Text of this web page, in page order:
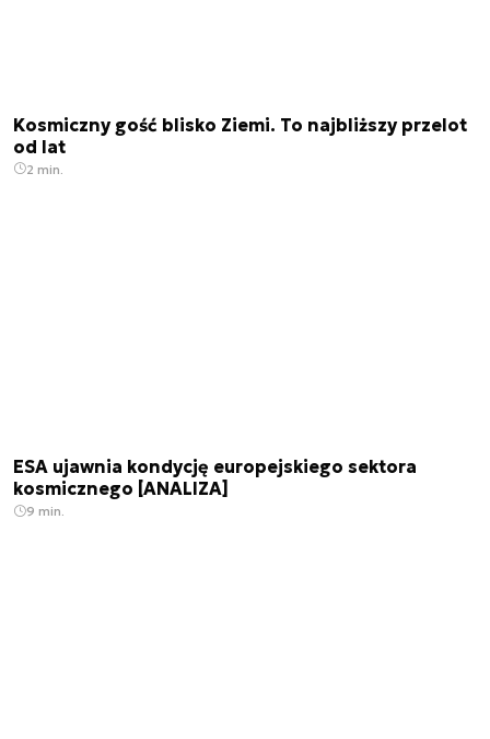
Kosmiczny gość blisko Ziemi. To najbliższy przelot
od lat
2 min.
ESA ujawnia kondycję europejskiego sektora
kosmicznego [ANALIZA]
9 min.